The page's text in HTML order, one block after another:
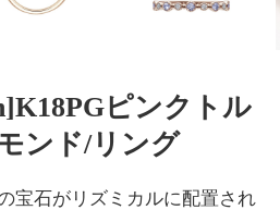
ピンクトル
ンド/リング
宝石がリズミカルに配置され